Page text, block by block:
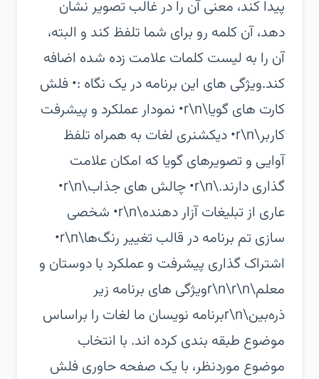
پیدا کند، معنی آن را در غالب تصویر نشان
دهد، آن کلمه رو برای شما تلفظ کند و البته،
آن را به لیست کلمات علامت زده شده اضافه
کند.‏ویژگی های این برنامه در یک نگاه :• فلش
کارت های گویا\r\n• نمودار عملکرد و پیشرفت
کاربر\r\n• دیکشنری لغات به همراه تلفظ
آوایی و تصویرهای گویا که امکان علامت
گذاری دارند.\r\n• چالش های جذاب\r\n•
عاری از تبلیغات آزار دهنده\r\n• شخصی
سازی تم برنامه در قالب تغییر رنگ‌ها\r\n•
اشتراک گذاری پیشرفت و عملکرد با دوستان و
معلم\r\n\r\nویژگی های برنامه زیر
ذره‌بین\r\nبرنامه نویسان ما لغات را براساس
موضوع طبقه بندی کرده اند. با انتخاب
موضوع موردنظر، با یک صفحه حاوری فلش